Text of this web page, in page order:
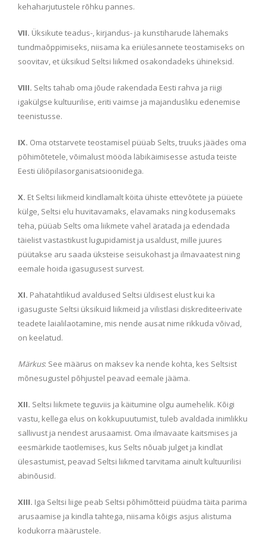
kehaharjutustele rõhku pannes.
VII. Üksikute teadus-, kirjandus- ja kunstiharude lähemaks
tundmaõppimiseks, niisama ka eriülesannete teostamiseks on
soovitav, et üksikud Seltsi liikmed osakondadeks ühineksid.
VIII. Selts tahab oma jõude rakendada Eesti rahva ja riigi
igakülgse kultuurilise, eriti vaimse ja majandusliku edenemise
teenistusse.
IX. Oma otstarvete teostamisel püüab Selts, truuks jäädes oma
põhimõtetele, võimalust mööda läbikäimisesse astuda teiste
Eesti üliõpilasorganisatsioonidega.
X. Et Seltsi liikmeid kindlamalt köita ühiste ettevõtete ja püüete
külge, Seltsi elu huvitavamaks, elavamaks ning kodusemaks
teha, püüab Selts oma liikmete vahel äratada ja edendada
täielist vastastikust lugupidamist ja usaldust, mille juures
püütakse aru saada üksteise seisukohast ja ilmavaatest ning
eemale hoida igasugusest survest.
XI. Pahatahtlikud avaldused Seltsi üldisest elust kui ka
igasuguste Seltsi üksikuid liikmeid ja vilistlasi diskrediteerivate
teadete laialilaotamine, mis nende ausat nime rikkuda võivad,
on keelatud.
Märkus: See määrus on maksev ka nende kohta, kes Seltsist
mõnesugustel põhjustel peavad eemale jääma.
XII. Seltsi liikmete teguviis ja käitumine olgu aumehelik. Kõigi
vastu, kellega elus on kokkupuutumist, tuleb avaldada inimlikku
sallivust ja nendest arusaamist. Oma ilmavaate kaitsmises ja
eesmärkide taotlemises, kus Selts nõuab julget ja kindlat
ülesastumist, peavad Seltsi liikmed tarvitama ainult kultuurilisi
abinõusid.
XIII. Iga Seltsi liige peab Seltsi põhimõtteid püüdma täita parima
arusaamise ja kindla tahtega, niisama kõigis asjus alistuma
kodukorra määrustele.